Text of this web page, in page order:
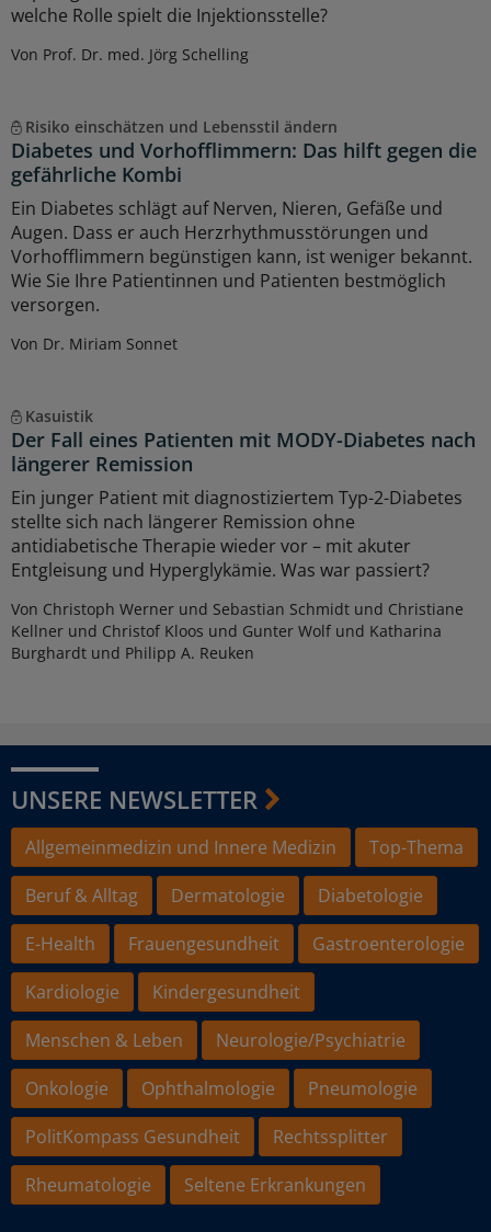
welche Rolle spielt die Injektionsstelle?
Von Prof. Dr. med. Jörg Schelling
Risiko einschätzen und Lebensstil ändern
Diabetes und Vorhofflimmern: Das hilft gegen die
gefährliche Kombi
Ein Diabetes schlägt auf Nerven, Nieren, Gefäße und
Augen. Dass er auch Herzrhythmusstörungen und
Vorhofflimmern begünstigen kann, ist weniger bekannt.
Wie Sie Ihre Patientinnen und Patienten bestmöglich
versorgen.
Von Dr. Miriam Sonnet
Kasuistik
Der Fall eines Patienten mit MODY-Diabetes nach
längerer Remission
Ein junger Patient mit diagnostiziertem Typ-2-Diabetes
stellte sich nach längerer Remission ohne
antidiabetische Therapie wieder vor – mit akuter
Entgleisung und Hyperglykämie. Was war passiert?
Von Christoph Werner und Sebastian Schmidt und Christiane
Kellner und Christof Kloos und Gunter Wolf und Katharina
Burghardt und Philipp A. Reuken
UNSERE NEWSLETTER
Allgemeinmedizin und Innere Medizin
Top-Thema
Beruf & Alltag
Dermatologie
Diabetologie
E-Health
Frauengesundheit
Gastroenterologie
Kardiologie
Kindergesundheit
Menschen & Leben
Neurologie/Psychiatrie
Onkologie
Ophthalmologie
Pneumologie
PolitKompass Gesundheit
Rechtssplitter
Rheumatologie
Seltene Erkrankungen